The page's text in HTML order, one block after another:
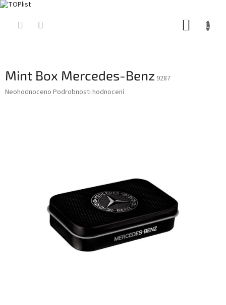
Mint Box Mercedes-Benz 9287
Průměrné
Neohodnoceno Podrobnosti hodnocení